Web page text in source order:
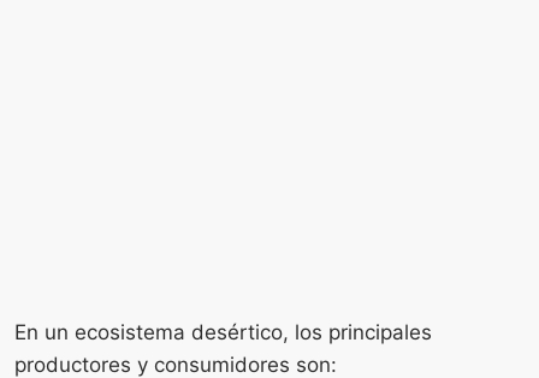
En un ecosistema desértico, los principales
productores y consumidores son: